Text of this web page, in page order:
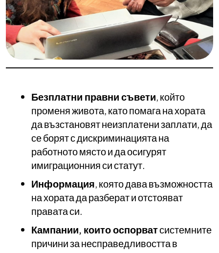
Безплатни правни съвети, който
променя живота, като помага на хората
да възстановят неизплатени заплати, да
се борят с дискриминацията на
работното място и да осигурят
имиграционния си статут.
Информация, която дава възможността
на хората да разберат и отстояват
правата си.
Кампании, които оспорватсистемните
причини за несправедливостта в